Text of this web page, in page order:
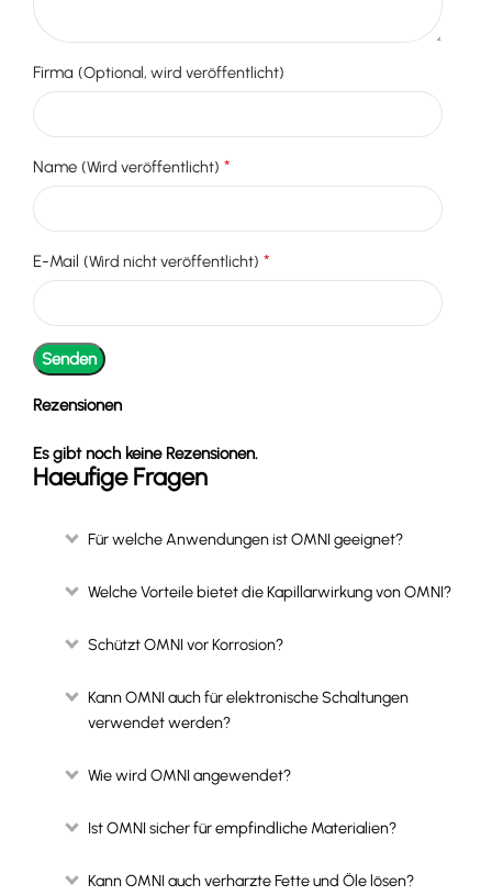
Rezensionen
Es gibt noch keine Rezensionen.
Firma (Optional, wird veröffentlicht)
Name (Wird veröffentlicht) *
E-Mail (Wird nicht veröffentlicht) *
Haeufige Fragen
Für welche Anwendungen ist OMNI geeignet?
Welche Vorteile bietet die Kapillarwirkung von OMNI?
Schützt OMNI vor Korrosion?
Kann OMNI auch für elektronische Schaltungen
verwendet werden?
Wie wird OMNI angewendet?
Ist OMNI sicher für empfindliche Materialien?
Kann OMNI auch verharzte Fette und Öle lösen?